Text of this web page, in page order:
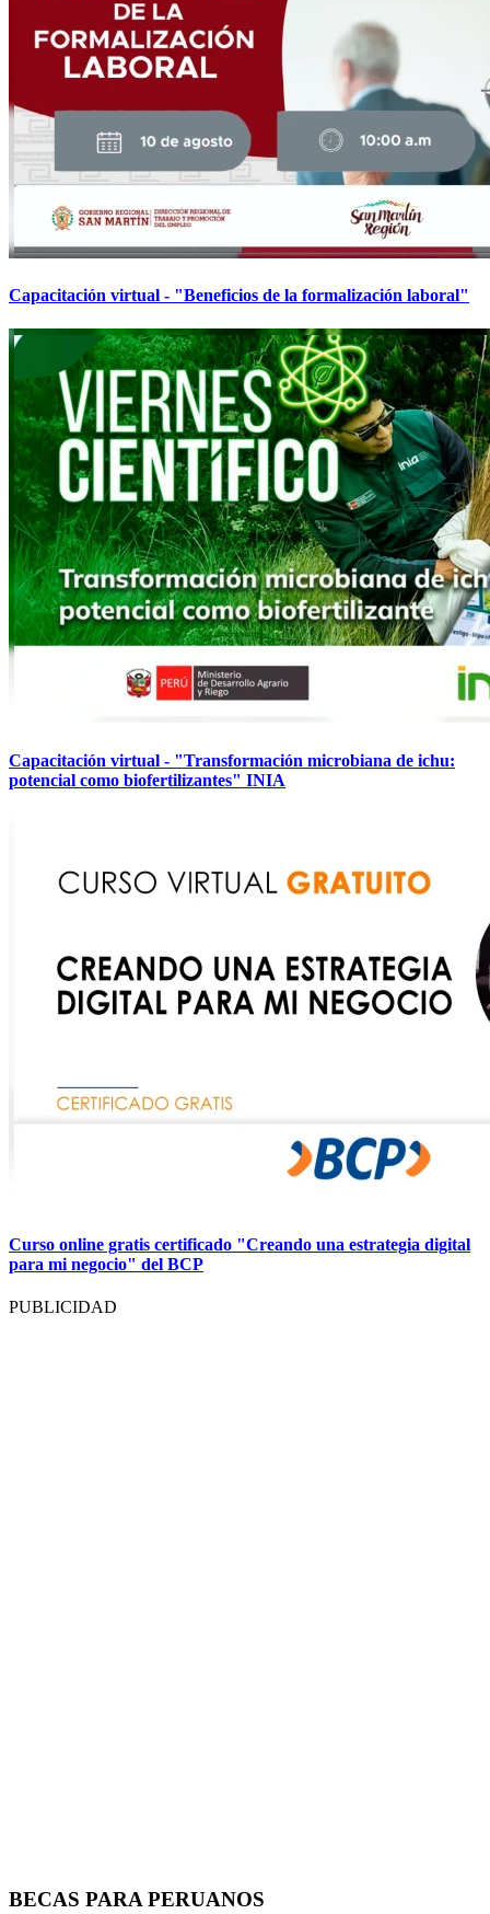
Capacitación virtual - "Beneficios de la formalización laboral"
Capacitación virtual - "Transformación microbiana de ichu:
potencial como biofertilizantes" INIA
Curso online gratis certificado "Creando una estrategia digital
para mi negocio" del BCP
PUBLICIDAD
BECAS PARA PERUANOS